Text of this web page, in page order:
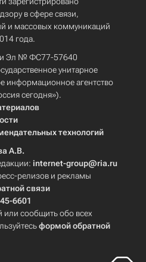
в сфере связи,
и массовых коммуникаций
года.
Эл № ФС77-57640
унитарное
информационное агентство
сегодня»).
технологий
А.В.
internet-group@ria.ru
релизов и рекламы
связи
6601
или сообщить обо всех
формой обратной